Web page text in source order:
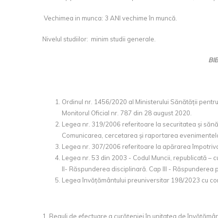
Vechimea in munca: 3 ANI vechime în muncă.
Nivelul studiilor: minim studii generale.
Ordinul nr. 1456/2020 al Ministerului Sănătății
Monitorul Oficial nr. 787 din 28 august 2020.
Legea nr. 319/2006 referitoare la securitatea și
Comunicarea, cercetarea și raportarea
Legea nr. 307/2006 referitoare la apărarea
Legea nr. 53 din 2003 - Codul Muncii, republicată –
II- Răspunderea disciplinară. Cap III - Răspunderea
Legea învățământului preuniversitar 198/2023 cu
1. Reguli de efectuare a curățeniei în unitatea de